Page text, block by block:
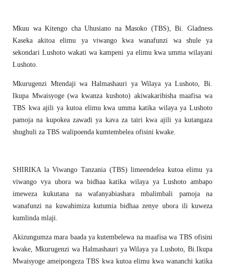
Mkuu wa Kitengo cha Uhusiano na Masoko (TBS), Bi. Gladness
Kaseka akitoa elimu ya viwango kwa wanafunzi wa shule ya
sekondari Lushoto wakati wa kampeni ya elimu kwa umma wilayani
Lushoto.
Mkurugenzi Mtendaji wa Halmashauri ya Wilaya ya Lushoto, Bi.
Ikupa Mwaisyoge (wa kwanza kushoto) akiwakaribisha maafisa wa
TBS kwa ajili ya kutoa elimu kwa umma katika wilaya ya Lushoto
pamoja na kupokea zawadi ya kava za tairi kwa ajili ya kutangaza
shughuli za TBS walipoenda kumtembelea ofisini kwake.
SHIRIKA la Viwango Tanzania (TBS) limeendelea kutoa elimu ya
viwango vya ubora wa bidhaa katika wilaya ya Lushoto ambapo
imeweza kukutana na wafanyabiashara mbalimbali pamoja na
wanafunzi na kuwahimiza kutumia bidhaa zenye ubora ili kuweza
kumlinda mlaji.
Akizungumza mara baada ya kutembelewa na maafisa wa TBS ofisini
kwake, Mkurugenzi wa Halmashauri ya Wilaya ya Lushoto, Bi.Ikupa
Mwaisyoge ameipongeza TBS kwa kutoa elimu kwa wananchi katika